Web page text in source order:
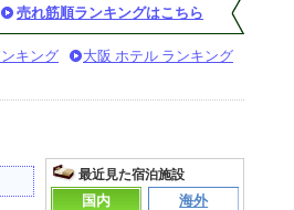
売れ筋順ランキングはこちら
キング 大阪 ホテル ランキング
最近見た宿泊施設
国内
海外